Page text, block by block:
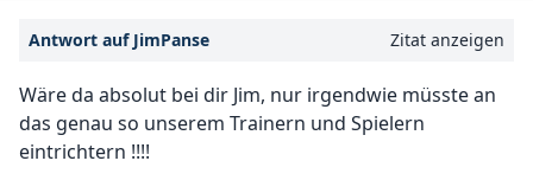
Antwort auf JimPanse Zitat anzeigen
Wäre da absolut bei dir Jim, nur irgendwie müsste an
das genau so unserem Trainern und Spielern
eintrichtern !!!!